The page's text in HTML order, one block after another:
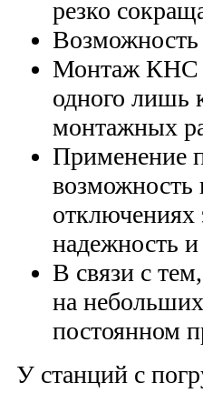
резко
Возможность
Монтаж КНС
одного лишь
монтажных
Применение
возможность
отключениях
надежность
В связи с
на небольших
постоянном
У станций с